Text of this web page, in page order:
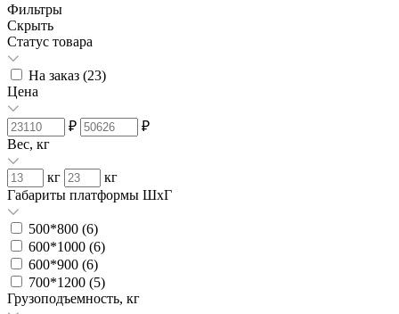
Фильтры
Скрыть
Статус товара
На заказ (23)
Цена
₽
₽
Вес, кг
кг
кг
Габариты платформы ШxГ
500*800 (6)
600*1000 (6)
600*900 (6)
700*1200 (5)
Грузоподъемность, кг